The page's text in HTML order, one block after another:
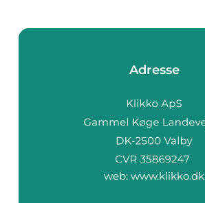
Adresse
web: www.klikko.dk